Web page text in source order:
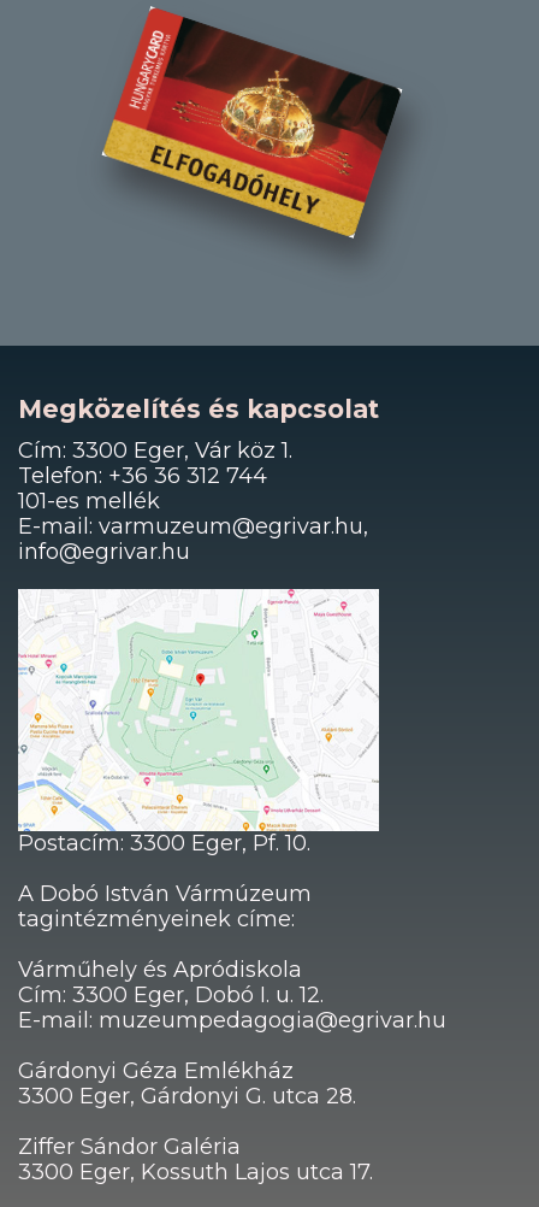
Megközelítés és kapcsolat
Cím: 3300 Eger, Vár köz 1.
Telefon: +36 36 312 744
101-es mellék
E-mail: varmuzeum@egrivar.hu,
info@egrivar.hu
Postacím: 3300 Eger, Pf. 10.
A Dobó István Vármúzeum
tagintézményeinek címe:
Várműhely és Apródiskola
Cím: 3300 Eger, Dobó I. u. 12.
E-mail: muzeumpedagogia@egrivar.hu
Gárdonyi Géza Emlékház
3300 Eger, Gárdonyi G. utca 28.
Ziffer Sándor Galéria
3300 Eger, Kossuth Lajos utca 17.